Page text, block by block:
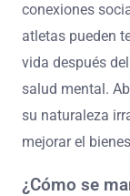
conexiones
atletas pueden
vida después
salud mental.
su naturaleza
mejorar el
¿Cómo se